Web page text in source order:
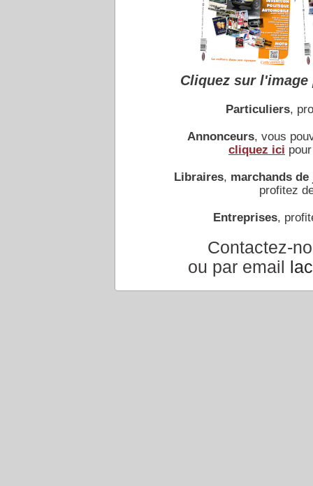
Cliquez sur
Particuliers,
Annonceurs, vous
cliquez ici
Libraires, marchands de
profitez
Entreprises,
Contactez-
ou par email